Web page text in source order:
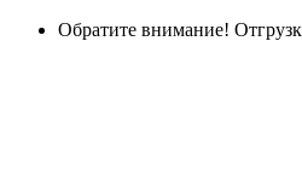
Обратите внимание!